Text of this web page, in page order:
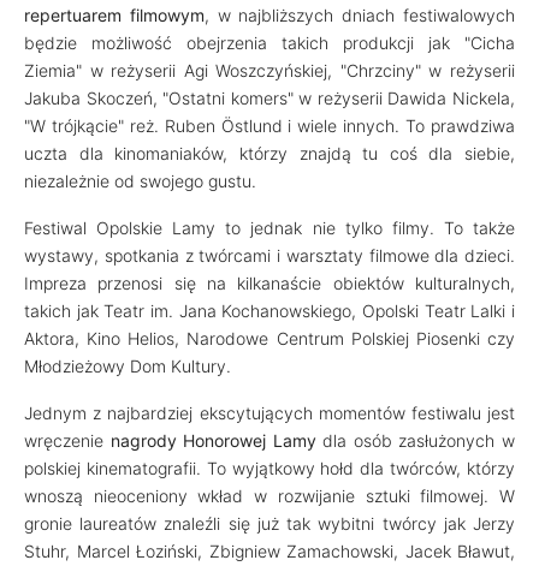
repertuarem filmowym, w najbliższych dniach festiwalowych
będzie możliwość obejrzenia takich produkcji jak "Cicha
Ziemia" w reżyserii Agi Woszczyńskiej, "Chrzciny" w reżyserii
Jakuba Skoczeń, "Ostatni komers" w reżyserii Dawida Nickela,
"W trójkącie" reż. Ruben Östlund i wiele innych. To prawdziwa
uczta dla kinomaniaków, którzy znajdą tu coś dla siebie,
niezależnie od swojego gustu.
Festiwal Opolskie Lamy to jednak nie tylko filmy. To także
wystawy, spotkania z twórcami i warsztaty filmowe dla dzieci.
Impreza przenosi się na kilkanaście obiektów kulturalnych,
takich jak Teatr im. Jana Kochanowskiego, Opolski Teatr Lalki i
Aktora, Kino Helios, Narodowe Centrum Polskiej Piosenki czy
Młodzieżowy Dom Kultury.
Jednym z najbardziej ekscytujących momentów festiwalu jest
wręczenie nagrody Honorowej Lamydla osób zasłużonych w
polskiej kinematografii. To wyjątkowy hołd dla twórców, którzy
wnoszą nieoceniony wkład w rozwijanie sztuki filmowej. W
gronie laureatów znaleźli się już tak wybitni twórcy jak Jerzy
Stuhr, Marcel Łoziński, Zbigniew Zamachowski, Jacek Bławut,